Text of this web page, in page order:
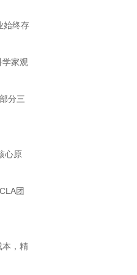
始终存
家观
分三
心原
团
本，精